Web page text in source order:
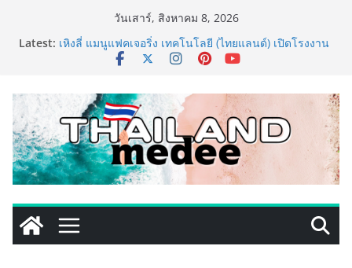
วันเสาร์, สิงหาคม 8, 2026
Latest: เหิงลี่ แมนูแฟคเจอริ่ง เทคโนโลยี (ไทยแลนด์) เปิดโรงงาน
แห่งใหม่ในชลบุรี เดินหน้าขยายฐานการผลิตสู่เอเชียตะวัน
TECNO ประกาศทรานส์ฟอร์มจากเกมมิ่งโฟน สู่ไลฟ์สไตล์
แฟชั่นไอเท็ม เสิร์ฟใหญ่ปักหมุดแลนมาร์คใหม่กลางสถานี
MRT วาง POVA 8 Series จุดเริ่มต้นครั้งสำคัญ
PIPPER STANDARD® เปิดตัวแชมพูอาบน้ำ และ โฟมอาบ
แห้งสัตว์เลี้ยง ชูนวัตกรรมพลังธรรมชาติ “Zero-Residue”
เลียขนได้ ปลอดภัย ไร้สารตกค้าง
เริ่มแล้ว! อ.ต.ก.แฟร์ 4 ภาค @ภาคกลาง “มนต์เสน่ห์เกษตร
ไทย สู่ใจกลางมหานคร” ชวนชิม ช้อป สินค้าเกษตร
คุณภาพจากทั่วไทย วันนี้ – 8 สิงหาคมนี้ ณ ลานคนเมือง
ททท. ประกาศความสำเร็จ Village to the World Season
5 ผนึก 9 พันธมิตร ขับเคลื่อน ESG Tourism สืบสานพระ